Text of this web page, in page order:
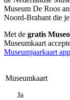
Museum De Roos
Noord-Brabant die
Met de gratis
Museumkaart
Museumjaarkaart app
Museumkaart
Ja